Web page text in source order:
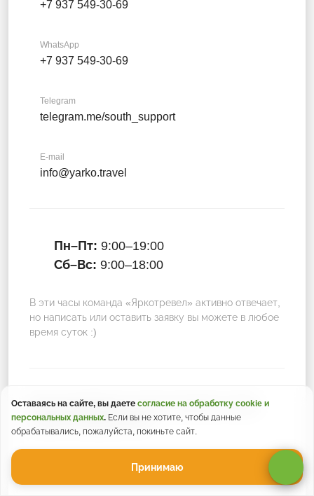
+7 937 549-30-69
WhatsApp
+7 937 549-30-69
Telegram
telegram.me/south_support
E-mail
info@yarko.travel
Пн–Пт: 9:00–19:00
Сб–Вс: 9:00–18:00
В эти часы команда «Яркотревел» активно отвечает,
но написать или оставить заявку вы можете в любое
время суток :)
Присоединяйтесь к нам в соцсетях, чтобы
ничего не пропустить!
Оставаясь на сайте, вы даете согласие на обработку cookie и
персональных данных. Если вы не хотите, чтобы данные
обрабатывались, пожалуйста, покиньте сайт.
Принимаю